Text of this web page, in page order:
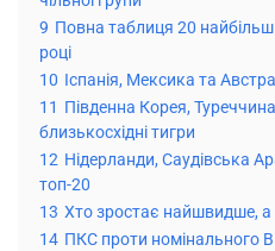
9 Повна таблиця 20
році
10 Іспанія, Мексика та
11 Південна Корея,
близькосхідні тигри
12 Нідерланди, Саудівська
топ-20
13 Хто зростає найшвидше, а
14 ПКС проти номінального